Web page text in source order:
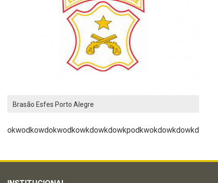
Brasão Esfes Porto Alegre
okwodkowdokwodkowkdowkdowkpodkwokdowkdowkd